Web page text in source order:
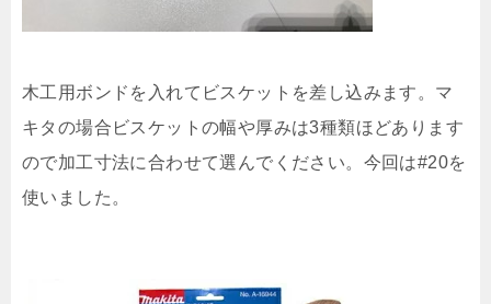
木工用ボンドを入れてビスケットを差し込みます。マ
キタの場合ビスケットの幅や厚みは3種類ほどあります
ので加工寸法に合わせて選んでください。今回は#20を
使いました。